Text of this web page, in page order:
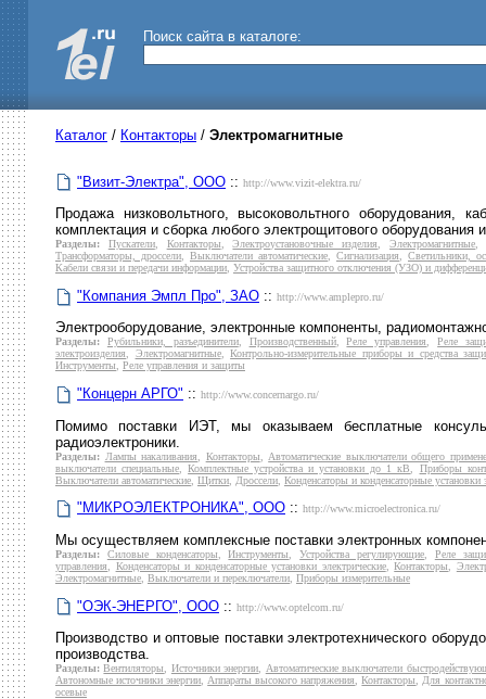
Поиск сайта в каталоге:
Каталог / Контакторы / Электромагнитные
"Визит-Электра", ООО :: http://www.vizit-elektra.ru/
Продажа низковольтного, высоковольтного оборудования,
комплектация и сборка любого электрощитового оборудования
Разделы: Пускатели, Контакторы,Электроустановочные изделия,Электромагнитные,
Трансформаторы, дроссели, Выключатели автоматические, Сигнализация, Светильники,
Кабели связи и передачи информации, Устройства защитного отключения (УЗО) и
"Компания Эмпл Про", ЗАО :: http://www.amplepro.ru/
Электрооборудование, электронные компоненты,
Разделы: Рубильники, разъединители, Производственный,Реле управления,Реле
электроизделия, Электромагнитные,Контрольно-измерительные приборы и средства
Инструменты, Реле управления и защиты
"Концерн АРГО" :: http://www.concernargo.ru/
Помимо поставки ИЭТ, мы оказываем бесплатные
радиоэлектроники.
Разделы: Лампы накаливания Контакторы
Автоматические выключатели общего
выключатели специальные ,Комплектные устройства и установки до 1 кВ
Приборы
Выключатели автоматические Щитки Дроссели Конденсаторы и конденсаторные установки
"МИКРОЭЛЕКТРОНИКА", ООО :: http://www.microelectronica.ru/
Мы осуществляем комплексные поставки электронных
Разделы: Силовые конденсаторы ,Инструменты ,Устройства регулирующие, Реле
управления
Конденсаторы и конденсаторные установки электрические,Контакторы
Электромагнитные Выключатели и переключатели Приборы измерительные
"ОЭК-ЭНЕРГО", ООО :: http://www.optelcom.ru/
Производство и оптовые поставки электротехнического
производства.
Разделы: Вентиляторы Источники энергии
Автоматические выключатели
Автономные источники энергии
Аппараты высокого напряжения ,Контакторы
Для
осевые